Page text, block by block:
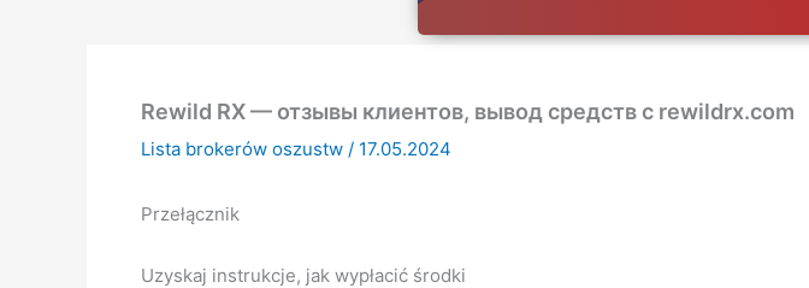
Rewild RX — отзывы клиентов, вывод средств с rewildrx.com
Lista brokerów oszustw / 17.05.2024
Przełącznik
Uzyskaj instrukcje, jak wypłacić środki